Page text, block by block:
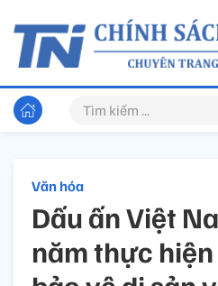
Văn hóa
Dấu ấn Việt
năm thực